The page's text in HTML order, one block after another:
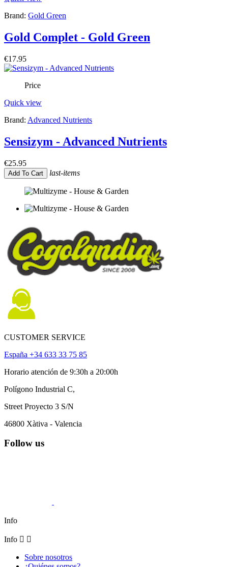
Brand: Gold Green
Gold Complet - Gold Green
€17.95
Price
Quick view
Brand: Advanced Nutrients
Sensizym - Advanced Nutrients
€25.95
Add To Cart last-items
CUSTOMER SERVICE
España +34 633 33 75 85
Horario atención de 9:30h a 20:00h
Polígono Industrial C,
Street Proyecto 3 S/N
46800 Xàtiva - Valencia
Follow us
Info
Info  
Sobre nosotros